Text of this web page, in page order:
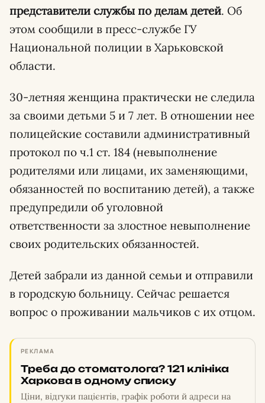
представители службы по делам детей. Об
этом сообщили в пресс-службе ГУ
Национальной полиции в Харьковской
области.
30-летняя женщина практически не следила
за своими детьми 5 и 7 лет. В отношении нее
полицейские составили административный
протокол по ч.1 ст. 184 (невыполнение
родителями или лицами, их заменяющими,
обязанностей по воспитанию детей), а также
предупредили об уголовной
ответственности за злостное невыполнение
своих родительских обязанностей.
Детей забрали из данной семьи и отправили
в городскую больницу. Сейчас решается
вопрос о проживании мальчиков с их отцом.
РЕКЛАМА
Треба до стоматолога? 121 клініка
Харкова в одному списку
Ціни, відгуки пацієнтів, графік роботи й адреси на